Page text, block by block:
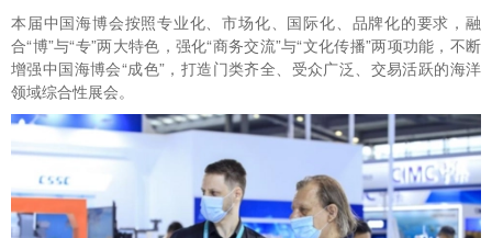
本届中国海博会按照专业化、市场化、国际化、品牌化的要求，融
合“博”与“专”两大特色，强化“商务交流”与“文化传播”两项功能，不断
增强中国海博会“成色”，打造门类齐全、受众广泛、交易活跃的海洋
领域综合性展会。